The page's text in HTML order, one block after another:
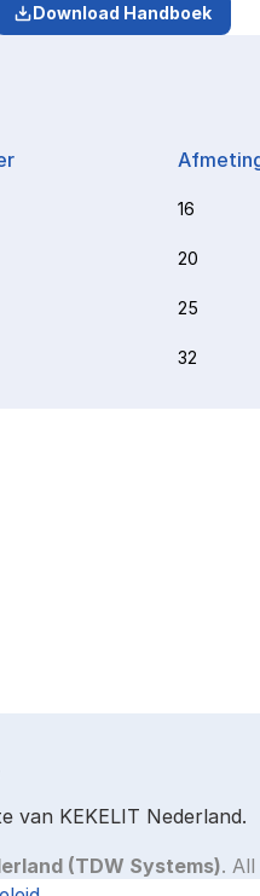
Download Handboek
16
20
25
32
van KEKELIT Nederland.
(TDW Systems).